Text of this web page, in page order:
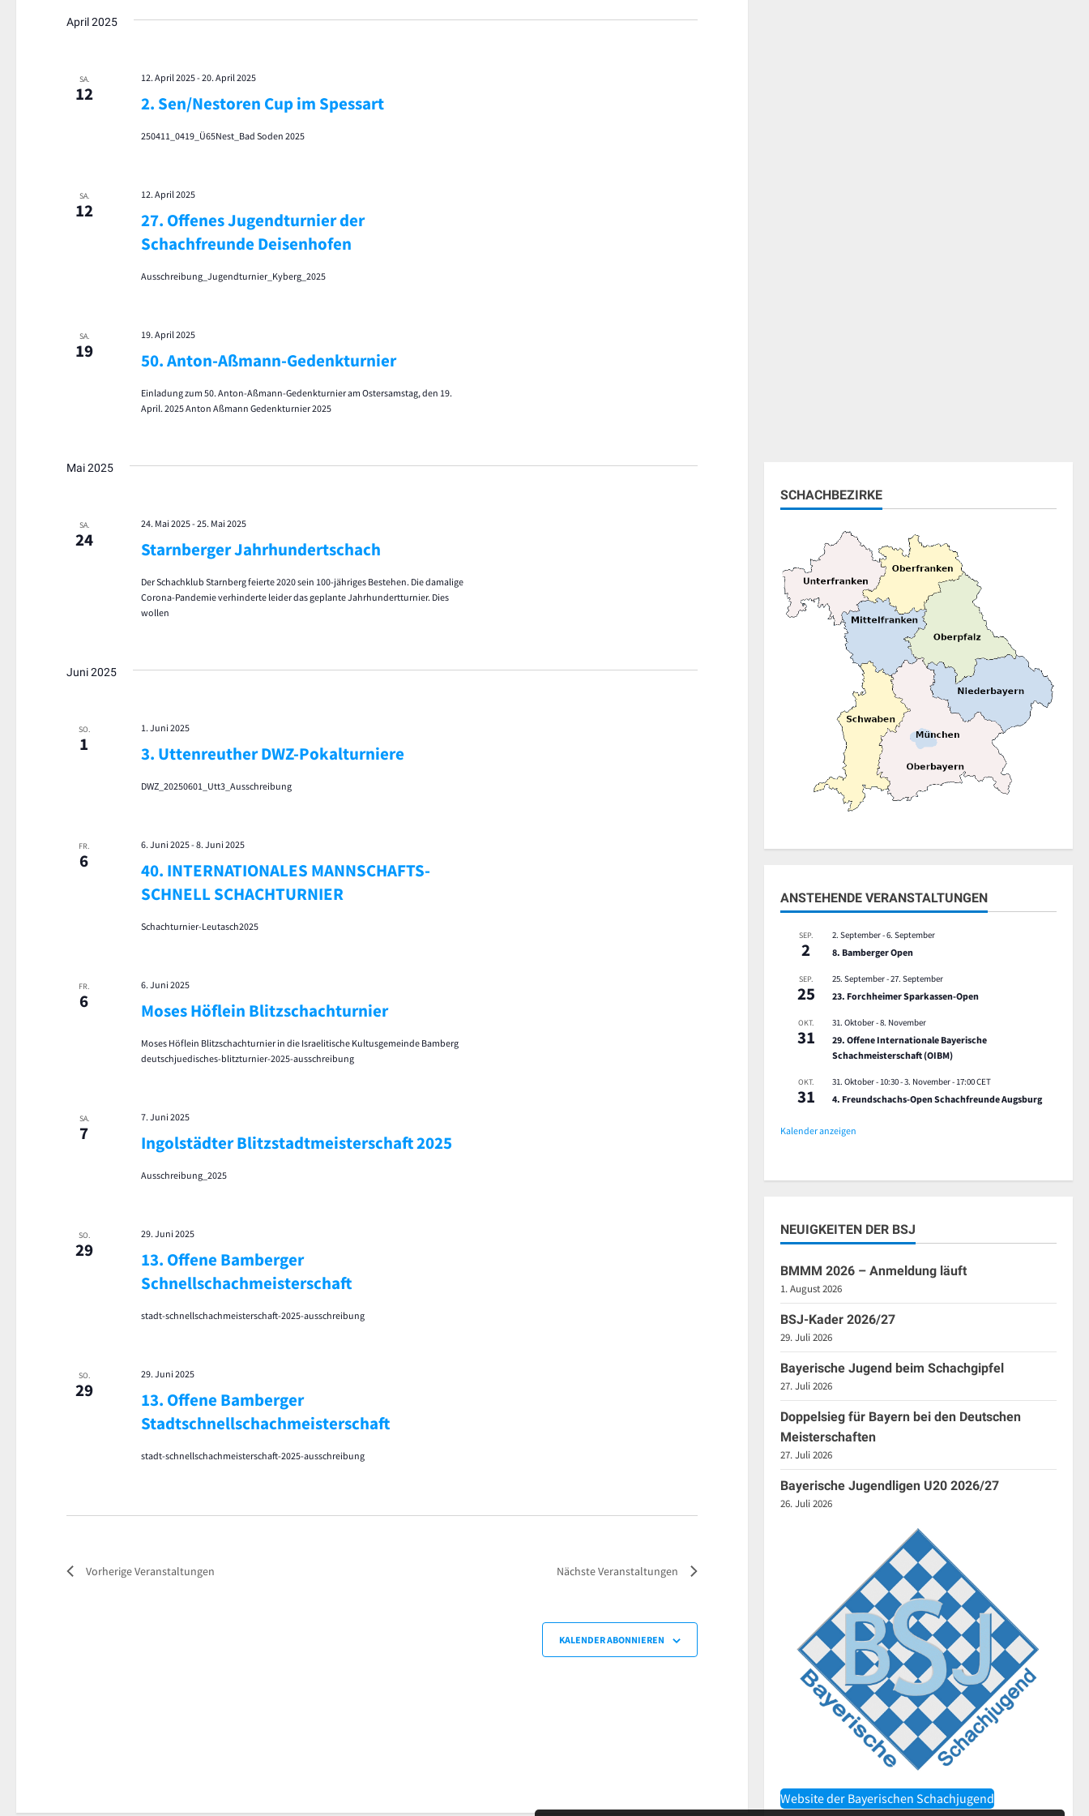
April 2025
SA.
12 2. Sen/Nestoren Cup im Spessart
12. April 2025- 20. April 2025
250411_0419_Ü65Nest_Bad Soden 2025
SA.
12
27. Offenes Jugendturnier der
Schachfreunde Deisenhofen
12. April 2025
Ausschreibung_Jugendturnier_Kyberg_2025
SA.
19 50. Anton-Aßmann-Gedenkturnier
19. April 2025
Einladung zum 50. Anton-Aßmann-Gedenkturnier am Ostersamstag, den 19.
April. 2025 Anton Aßmann Gedenkturnier 2025
Mai 2025
SA.
24 Starnberger Jahrhundertschach
24. Mai 2025- 25. Mai 2025
Der Schachklub Starnberg feierte 2020 sein 100-jähriges Bestehen. Die damalige
Corona-Pandemie verhinderte leider das geplante Jahrhundertturnier. Dies
wollen
Juni 2025
SO.
1 3. Uttenreuther DWZ-Pokalturniere
1. Juni 2025
DWZ_20250601_Utt3_Ausschreibung
FR.
6
40. INTERNATIONALES MANNSCHAFTS-
SCHNELL SCHACHTURNIER
6. Juni 2025- 8. Juni 2025
Schachturnier-Leutasch2025
FR.
6 Moses Höflein Blitzschachturnier
6. Juni 2025
Moses Höflein Blitzschachturnier in die Israelitische Kultusgemeinde Bamberg
deutschjuedisches-blitzturnier-2025-ausschreibung
SA.
7 Ingolstädter Blitzstadtmeisterschaft 2025
7. Juni 2025
Ausschreibung_2025
SO.
29
13. Offene Bamberger
Schnellschachmeisterschaft
29. Juni 2025
stadt-schnellschachmeisterschaft-2025-ausschreibung
SO.
29
13. Offene Bamberger
Stadtschnellschachmeisterschaft
29. Juni 2025
stadt-schnellschachmeisterschaft-2025-ausschreibung
VorherigeVeranstaltungen NächsteVeranstaltungen
KALENDER ABONNIEREN
SCHACHBEZIRKE
ANSTEHENDE VERANSTALTUNGEN
SEP.
2
2. September-6. September
8. Bamberger Open
SEP.
25
25. September-27. September
23. Forchheimer Sparkassen-Open
OKT.
31
31. Oktober-8. November
29. Offene Internationale Bayerische
Schachmeisterschaft (OIBM)
OKT.
31
31. Oktober - 10:30-3. November - 17:00CET
4. Freundschachs-Open Schachfreunde Augsburg
Kalender anzeigen
NEUIGKEITEN DER BSJ
BMMM 2026 – Anmeldung läuft
1. August 2026
BSJ-Kader 2026/27
29. Juli 2026
Bayerische Jugend beim Schachgipfel
27. Juli 2026
Doppelsieg für Bayern bei den Deutschen
Meisterschaften
27. Juli 2026
Bayerische Jugendligen U20 2026/27
26. Juli 2026
Website der Bayerischen Schachjugend